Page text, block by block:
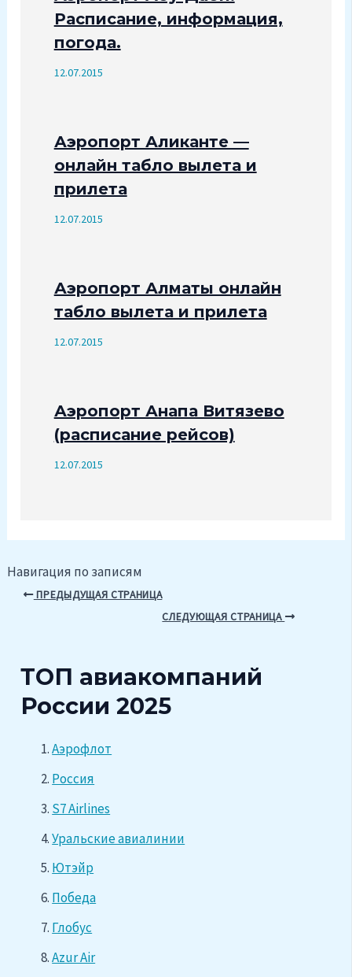
Расписание, информация,
погода.
12.07.2015
Аэропорт Аликанте —
онлайн табло вылета и
прилета
12.07.2015
Аэропорт Алматы онлайн
табло вылета и прилета
12.07.2015
Аэропорт Анапа Витязево
(расписание рейсов)
12.07.2015
Навигация по записям
ПРЕДЫДУЩАЯ СТРАНИЦА
СЛЕДУЮЩАЯ СТРАНИЦА
ТОП авиакомпаний
России 2025
Аэрофлот
Россия
S7 Airlines
Уральские авиалинии
Ютэйр
Победа
Глобус
Azur Air